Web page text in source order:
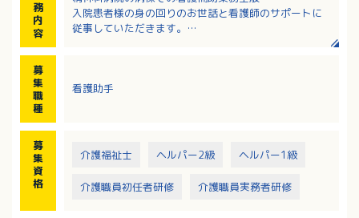
務
内
容
入院患者様の身の回りのお世話と看護師のサポートに
従事していただきます。
・身支度等の介助等
募
集
職
種
看護助手
募
集
資
格
介護福祉士 ヘルパー2級 ヘルパー1級
介護職員初任者研修 介護職員実務者研修